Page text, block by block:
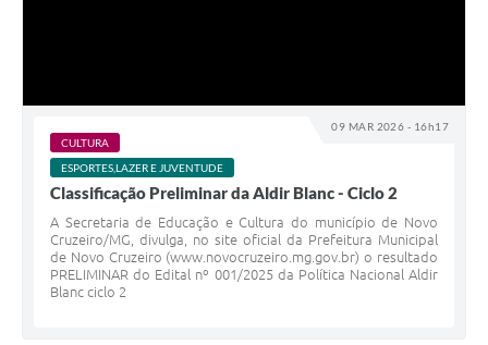
09 MAR 2026 - 16h17
CULTURA
ESPORTES,LAZER E JUVENTUDE
Classificação Preliminar da Aldir Blanc - Ciclo 2
A Secretaria de Educação e Cultura do município de Novo
Cruzeiro/MG, divulga, no site oficial da Prefeitura Municipal
de Novo Cruzeiro (www.novocruzeiro.mg.gov.br) o resultado
PRELIMINAR do Edital nº 001/2025 da Política Nacional Aldir
Blanc ciclo 2